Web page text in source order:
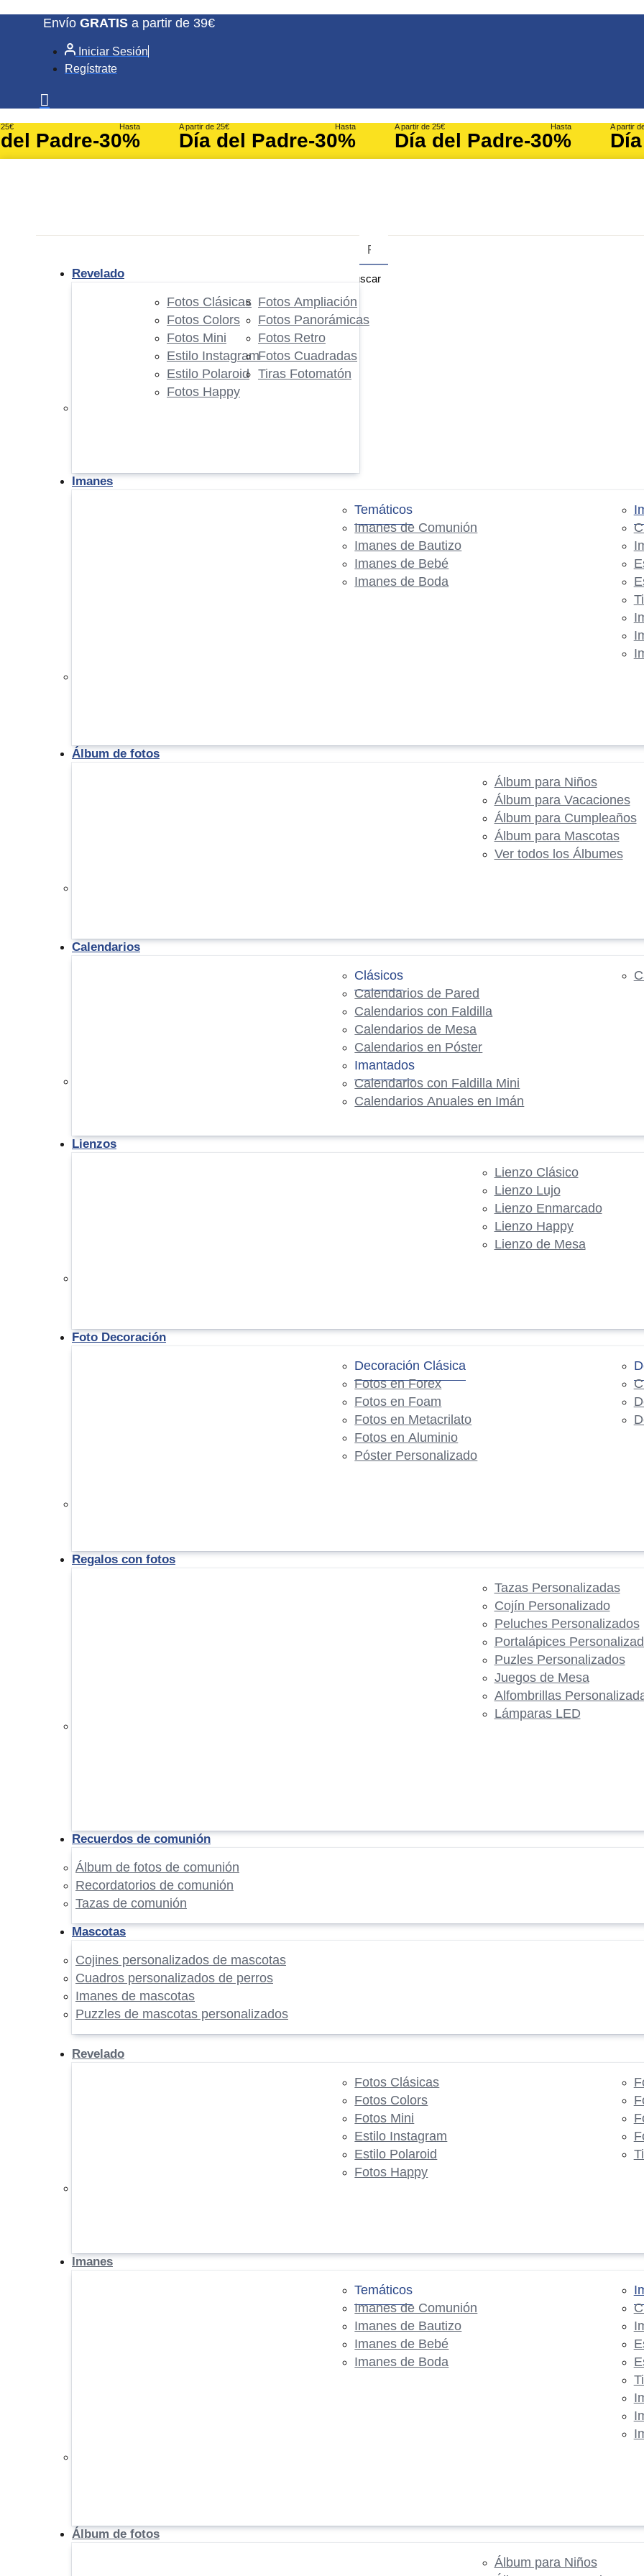
Envío GRATIS a partir de 39€
Iniciar Sesión
Regístrate
Padre
Hasta
-30%
A partir de 25€
Día del Padre
Hasta
-30%
A partir de 25€
Día del Padre
Hasta
-30%
A partir
Buscar
Revelado
Fotos Clásicas
Fotos Colors
Fotos Mini
Estilo Instagram
Estilo Polaroid
Fotos Happy
Fotos Ampliación
Fotos Panorámicas
Fotos Retro
Fotos Cuadradas
Tiras Fotomatón
Imanes
Temáticos
Imanes de Comunión
Imanes de Bautizo
Imanes de Bebé
Imanes de Boda
Álbum de fotos
Álbum para Niños
Álbum para Vacaciones
Álbum para Cumpleaños
Álbum para Mascotas
Ver todos los Álbumes
Calendarios
Clásicos
Calendarios de Pared
Calendarios con Faldilla
Calendarios de Mesa
Calendarios en Póster
Imantados
Calendarios con Faldilla Mini
Calendarios Anuales en Imán
Lienzos
Lienzo Clásico
Lienzo Lujo
Lienzo Enmarcado
Lienzo Happy
Lienzo de Mesa
Foto Decoración
Decoración Clásica
Fotos en Forex
Fotos en Foam
Fotos en Metacrilato
Fotos en Aluminio
Póster Personalizado
Regalos con fotos
Tazas Personalizadas
Cojín Personalizado
Peluches Personalizados
Portalápices
Puzles Personalizados
Juegos de Mesa
Alfombrillas
Lámparas LED
Recuerdos de comunión
Álbum de fotos de comunión
Recordatorios de comunión
Tazas de comunión
Mascotas
Cojines personalizados de mascotas
Cuadros personalizados de perros
Imanes de mascotas
Puzzles de mascotas personalizados
Revelado
Fotos Clásicas
Fotos Colors
Fotos Mini
Estilo Instagram
Estilo Polaroid
Fotos Happy
Imanes
Temáticos
Imanes de Comunión
Imanes de Bautizo
Imanes de Bebé
Imanes de Boda
Álbum de fotos
Álbum para Niños